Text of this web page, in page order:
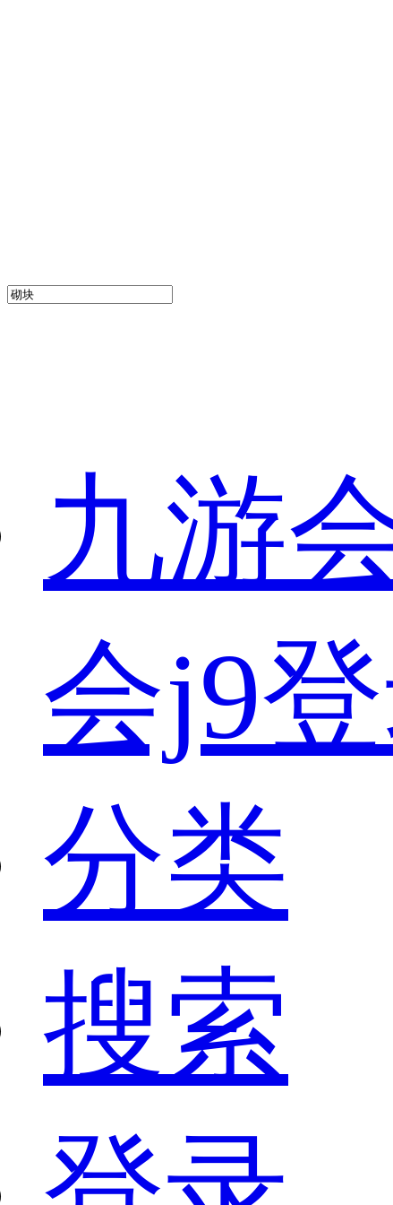
九游
会j9
分类
搜索